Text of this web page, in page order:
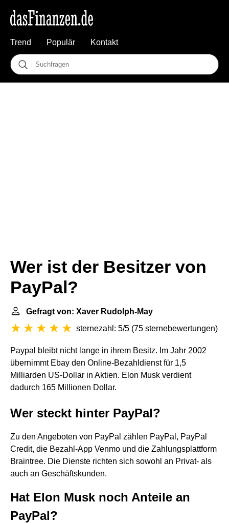
Trend Populär Kontakt
Wer ist der Besitzer von
PayPal?
Gefragt von: Xaver Rudolph-May
sternezahl: 5/5 (75 sternebewertungen)
Paypal bleibt nicht lange in ihrem Besitz. Im Jahr 2002
übernimmt Ebay den Online-Bezahldienst für 1,5
Milliarden US-Dollar in Aktien. Elon Musk verdient
dadurch 165 Millionen Dollar.
Wer steckt hinter PayPal?
Zu den Angeboten von PayPal zählen PayPal, PayPal
Credit, die Bezahl-App Venmo und die Zahlungsplattform
Braintree. Die Dienste richten sich sowohl an Privat- als
auch an Geschäftskunden.
Hat Elon Musk noch Anteile an
PayPal?